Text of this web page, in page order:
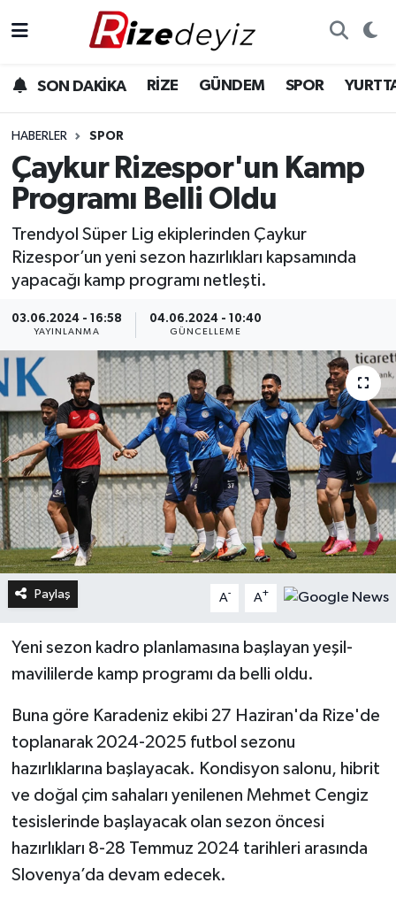
SON DAKİKA RİZE GÜNDEM SPOR
HABERLER SPOR
Çaykur Rizespor'un Kamp
Programı Belli Oldu
Trendyol Süper Lig ekiplerinden Çaykur
Rizespor’un yeni sezon hazırlıkları kapsamında
yapacağı kamp programı netleşti.
03.06.2024 - 16:58
YAYINLANMA
04.06.2024 - 10:40
GÜNCELLEME
Paylaş A- A+
Yeni sezon kadro planlamasına başlayan yeşil-
mavililerde kamp programı da belli oldu.
Buna göre Karadeniz ekibi 27 Haziran'da Rize'de
toplanarak 2024-2025 futbol sezonu
hazırlıklarına başlayacak. Kondisyon salonu, hibrit
ve doğal çim sahaları yenilenen Mehmet Cengiz
tesislerinde başlayacak olan sezon öncesi
hazırlıkları 8-28 Temmuz 2024 tarihleri arasında
Slovenya’da devam edecek.
Gündem
Yurttan Haberler
Ekonomi
Teknoloji
Sağlık
Rize Hava Durumu
Rize Trafik Yoğunluk Haritası
Süper Lig Puan Durumu ve Fikstür
Tüm Manşetler
Son Dakika Haberleri
Haber Arşivi